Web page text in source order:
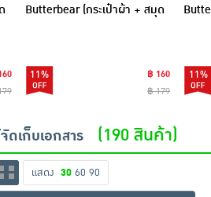
Butterbear (กระเป๋าผ้า + สมุด
11%
฿ 160
฿ 179
11%
เก็บเอกสาร (190 สินค้า)
แสดง 30 60 90